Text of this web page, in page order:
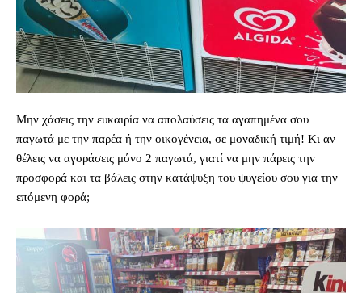
Μην χάσεις την ευκαιρία να απολαύσεις τα αγαπημένα σου
παγωτά με την παρέα ή την οικογένεια, σε μοναδική τιμή! Kι αν
θέλεις να αγοράσεις μόνο 2 παγωτά, γιατί να μην πάρεις την
προσφορά και τα βάλεις στην κατάψυξη του ψυγείου σου για την
επόμενη φορά;